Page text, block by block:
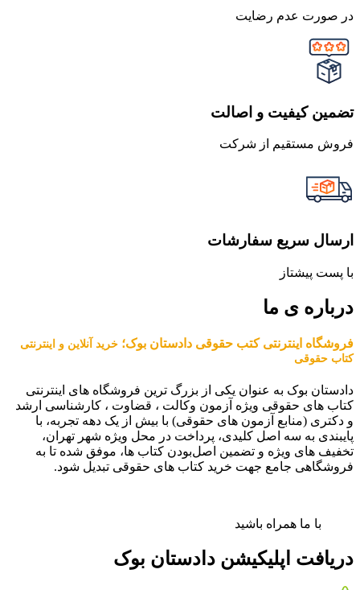
در صورت عدم رضایت
تضمین کیفیت و اصالت
فروش مستقیم از شرکت
ارسال سریع سفارشات
با پست پیشتاز
درباره ی ما
فروشگاه اینترنتی کتب حقوقی دادستان بوک؛ خرید آنلاین و اینترنتی
کتاب حقوقی
دادستان بوک به عنوان یکی از بزرگ ترین فروشگاه های اینترنتی
کتاب های حقوقی ویژه آزمون وکالت ، قضاوت ، کارشناسی ارشد
و دکتری (منابع آزمون های حقوقی) با بیش از یک دهه تجربه، با
پایبندی به سه اصل کلیدی، پرداخت در محل ویژه شهر تهران،
تخفیف های ویژه و تضمین اصل‌بودن کتاب ها، موفق شده تا به
فروشگاهی جامع جهت خرید کتاب های حقوقی تبدیل شود.
با ما همراه باشید
دریافت اپلیکیشن دادستان بوک